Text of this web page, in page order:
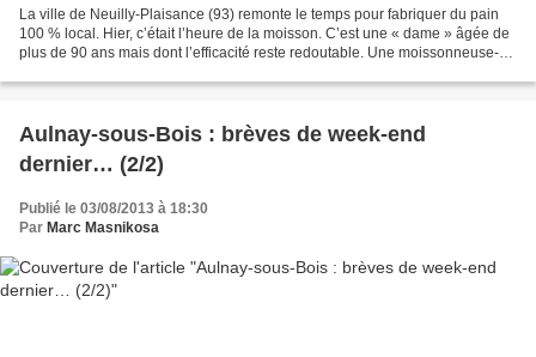
La ville de Neuilly-Plaisance (93) remonte le temps pour fabriquer du pain
100 % local. Hier, c’était l’heure de la moisson. C’est une « dame » âgée de
plus de 90 ans mais dont l’efficacité reste redoutable. Une moissonneuse-
Aulnay-sous-Bois : brèves de week-end
dernier… (2/2)
Publié le 03/08/2013 à 18:30
Par Marc Masnikosa